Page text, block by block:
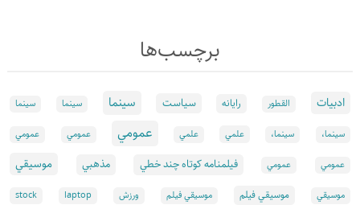
برچسب‌ها
ادبيات القطور رايانه سياست سينما سينما سينما
سینما، سینما، علمي علمي عمومي عمومي عمومي
عمومي عمومي فيلمنامه كوتاه چند خطي مذهبي موسيقي
موسيقي موسيقي فيلم موسيقي فيلم ورزش laptop
stock